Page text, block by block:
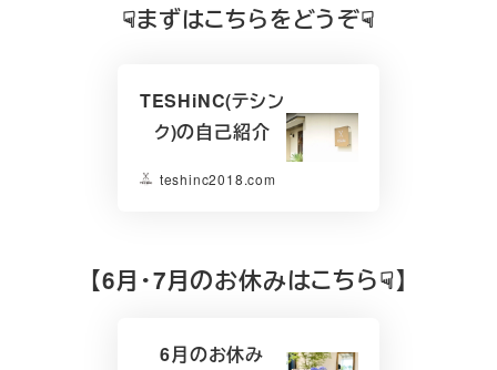
☟まずはこちらをどうぞ☟
TESHiNC(テシン
ク)の自己紹介
teshinc2018.com
【6月・7月のお休みはこちら☟】
6月のお休み